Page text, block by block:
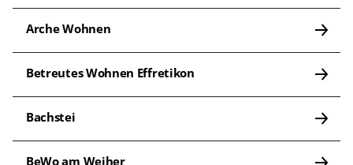
Arche Wohnen
Betreutes Wohnen Effretikon
Bachstei
BeWo am Weiher